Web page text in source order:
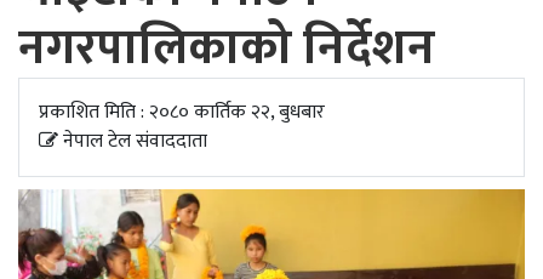
युके
अपडेट
खेलकुद
स्वास्थ्य/
जिबनशैली
नगरपालिकाको निर्देशन
प्रकाशित मिति : २०८० कार्तिक २२, बुधबार
नेपाल टेल संवाददाता